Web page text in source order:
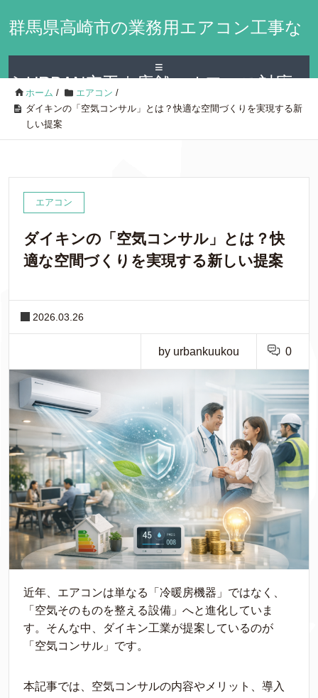
群馬県高崎市の業務用エアコン工事な
らURBAN空工｜店舗・オフィス対応
≡
ホーム / エアコン /
ダイキンの「空気コンサル」とは？快適な空間づくりを実現する新
しい提案
エアコン
ダイキンの「空気コンサル」とは？快
適な空間づくりを実現する新しい提案
2026.03.26
by urbankuukou 0
近年、エアコンは単なる「冷暖房機器」ではなく、
「空気そのものを整える設備」へと進化していま
す。そんな中、ダイキン工業が提案しているのが
「空気コンサル」です。
本記事では、空気コンサルの内容やメリット、導入